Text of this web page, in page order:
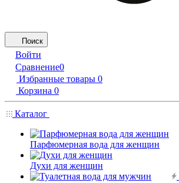
Поиск
Войти
Сравнение0
Избранные товары 0
Корзина 0
Каталог
Парфюмерная вода для женщин
Духи для женщин